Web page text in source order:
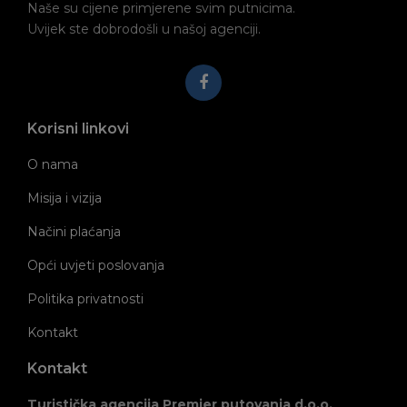
Naše su cijene primjerene svim putnicima.
Uvijek ste dobrodošli u našoj agenciji.
Korisni linkovi
O nama
Misija i vizija
Načini plaćanja
Opći uvjeti poslovanja
Politika privatnosti
Kontakt
Kontakt